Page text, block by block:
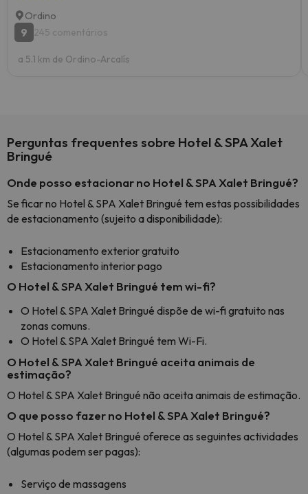
Ordino
9
245 comentários
a 5.1 km de Ordino-Arcalís
Perguntas frequentes sobre Hotel & SPA Xalet
Bringué
Onde posso estacionar no Hotel & SPA Xalet Bringué?
Se ficar no Hotel & SPA Xalet Bringué tem estas possibilidades
de estacionamento (sujeito a disponibilidade):
Estacionamento exterior gratuito
Estacionamento interior pago
O Hotel & SPA Xalet Bringué tem wi-fi?
O Hotel & SPA Xalet Bringué dispõe de wi-fi gratuito nas
zonas comuns.
O Hotel & SPA Xalet Bringué tem Wi-Fi.
O Hotel & SPA Xalet Bringué aceita animais de
estimação?
O Hotel & SPA Xalet Bringué não aceita animais de estimação.
O que posso fazer no Hotel & SPA Xalet Bringué?
O Hotel & SPA Xalet Bringué oferece as seguintes actividades
(algumas podem ser pagas):
Serviço de massagens